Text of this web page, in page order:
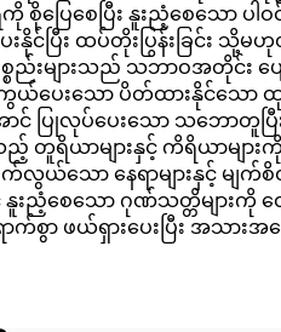
စေပြီး နူးညံ့စေသော ပါဝင်
င်ပြီး ထပ်တိုးပြွန်းခြင်း သို့
စည်းများသည် သဘာဝအတိုင်း ပျ
ကာကွယ်ပေးသော ပိတ်ထားနိုင်
ပြုလုပ်ပေးသော သဘောတူပ
ရိယာများနှင့် ကိရိယာများ
သော နေရာများနှင့် မျက်စိ
င့် နူးညံ့စေသော ဂုဏ်သတ္တိများ
က်စွာ ဖယ်ရှားပေးပြီး အသား